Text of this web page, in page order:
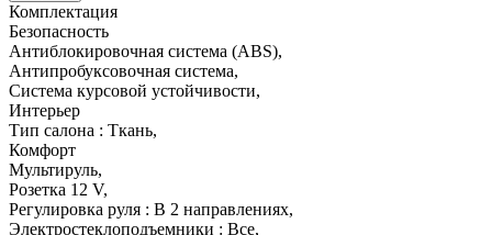
Комплектация
Безопасность
Антиблокировочная система (ABS),
Антипробуксовочная система,
Система курсовой устойчивости,
Интерьер
Тип салона : Ткань,
Комфорт
Мультируль,
Розетка 12 V,
Регулировка руля : В 2 направлениях,
Электростеклоподъемники : Все,